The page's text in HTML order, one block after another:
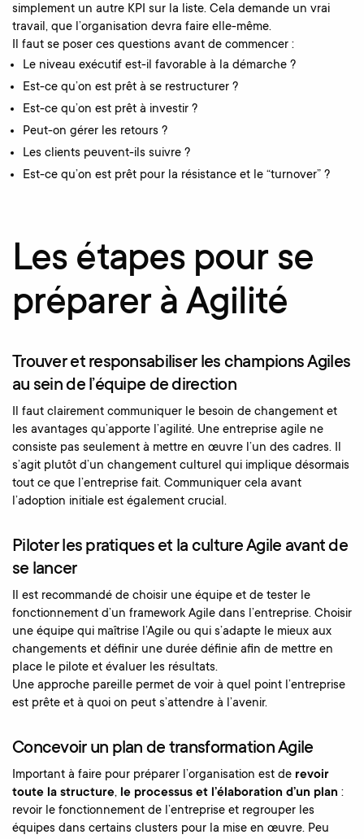
simplement un autre KPI sur la liste. Cela demande un vrai
travail, que l’organisation devra faire elle-même.
Il faut se poser ces questions avant de commencer :
Le niveau exécutif est-il favorable à la démarche ?
Est-ce qu’on est prêt à se restructurer ?
Est-ce qu’on est prêt à investir ?
Peut-on gérer les retours ?
Les clients peuvent-ils suivre ?
Est-ce qu’on est prêt pour la résistance et le “turnover” ?
Les étapes pour se
préparer à Agilité
Trouver et responsabiliser les champions Agiles
au sein de l’équipe de direction
Il faut clairement communiquer le besoin de changement et
les avantages qu’apporte l’agilité. Une entreprise agile ne
consiste pas seulement à mettre en œuvre l’un des cadres. Il
s’agit plutôt d’un changement culturel qui implique désormais
tout ce que l’entreprise fait. Communiquer cela avant
l’adoption initiale est également crucial.
Piloter les pratiques et la culture Agile avant de
se lancer
Il est recommandé de choisir une équipe et de tester le
fonctionnement d’un framework Agile dans l’entreprise. Choisir
une équipe qui maîtrise l’Agile ou qui s’adapte le mieux aux
changements et définir une durée définie afin de mettre en
place le pilote et évaluer les résultats.
Une approche pareille permet de voir à quel point l’entreprise
est prête et à quoi on peut s’attendre à l’avenir.
Concevoir un plan de transformation Agile
Important à faire pour préparer l’organisation est de revoir
toute la structure, le processus et l’élaboration d’un plan :
revoir le fonctionnement de l’entreprise et regrouper les
équipes dans certains clusters pour la mise en œuvre. Peu